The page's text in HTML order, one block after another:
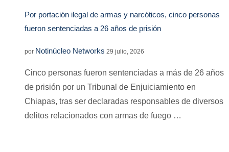
Por portación ilegal de armas y narcóticos, cinco personas
fueron sentenciadas a 26 años de prisión
por Notinúcleo Networks 29 julio, 2026
Cinco personas fueron sentenciadas a más de 26 años
de prisión por un Tribunal de Enjuiciamiento en
Chiapas, tras ser declaradas responsables de diversos
delitos relacionados con armas de fuego …